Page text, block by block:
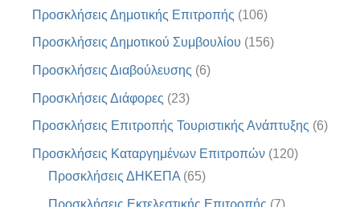
Προσκλήσεις Δημοτικής Επιτροπής (106)
Προσκλήσεις Δημοτικού Συμβουλίου (156)
Προσκλήσεις Διαβούλευσης (6)
Προσκλήσεις Διάφορες (23)
Προσκλήσεις Επιτροπής Τουριστικής Ανάπτυξης (6)
Προσκλήσεις Καταργημένων Επιτροπών (120)
Προσκλήσεις ΔΗΚΕΠΑ (65)
Προσκλήσεις Εκτελεστικής Επιτροπής (7)